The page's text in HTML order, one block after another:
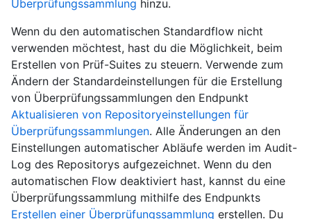
Überprüfungssammlung hinzu.
Wenn du den automatischen Standardflow nicht
verwenden möchtest, hast du die Möglichkeit, beim
Erstellen von Prüf-Suites zu steuern. Verwende zum
Ändern der Standardeinstellungen für die Erstellung
von Überprüfungssammlungen den Endpunkt
Aktualisieren von Repositoryeinstellungen für
Überprüfungssammlungen. Alle Änderungen an den
Einstellungen automatischer Abläufe werden im Audit-
Log des Repositorys aufgezeichnet. Wenn du den
automatischen Flow deaktiviert hast, kannst du eine
Überprüfungssammlung mithilfe des Endpunkts
Erstellen einer Überprüfungssammlung erstellen. Du